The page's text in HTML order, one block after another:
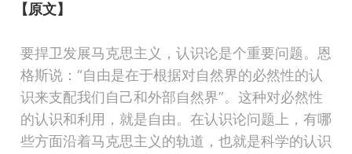
【原文】
要捍卫发展马克思主义，认识论是个重要问题。恩
格斯说：“自由是在于根据对自然界的必然性的认
识来支配我们自己和外部自然界”。这种对必然性
的认识和利用，就是自由。在认识论问题上，有哪
些方面沿着马克思主义的轨道，也就是科学的认识